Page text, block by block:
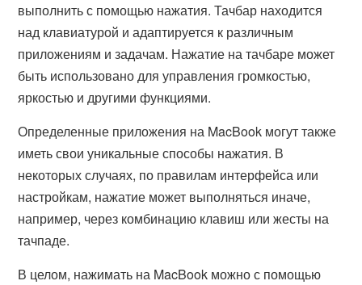
выполнить с помощью нажатия. Тачбар находится
над клавиатурой и адаптируется к различным
приложениям и задачам. Нажатие на тачбаре может
быть использовано для управления громкостью,
яркостью и другими функциями.
Определенные приложения на MacBook могут также
иметь свои уникальные способы нажатия. В
некоторых случаях, по правилам интерфейса или
настройкам, нажатие может выполняться иначе,
например, через комбинацию клавиш или жесты на
тачпаде.
В целом, нажимать на MacBook можно с помощью